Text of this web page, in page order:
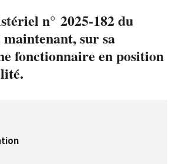
n° 2025‑182 du
sur sa
fonctionnaire en position